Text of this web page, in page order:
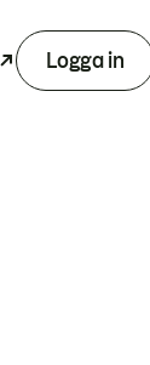
Logga in